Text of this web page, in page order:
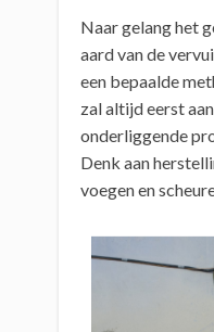
Naar gelang het
aard van de
een bepaalde
zal altijd eerst
onderliggende
Denk aan
voegen en